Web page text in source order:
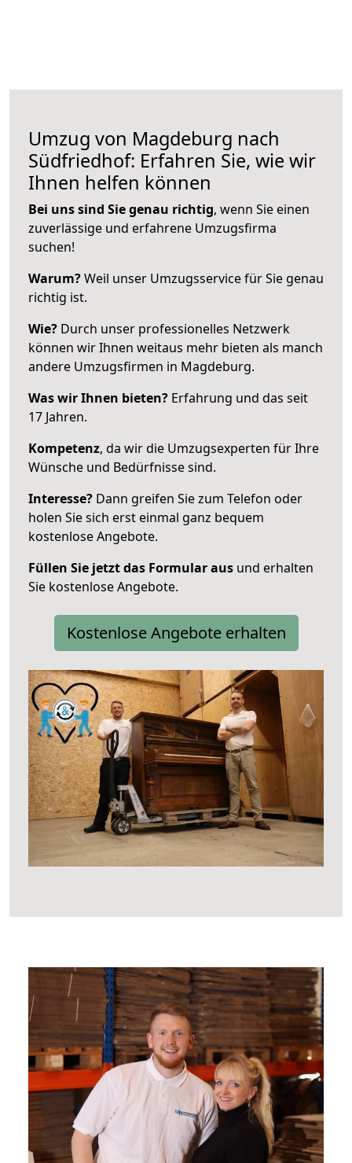
Umzug von Magdeburg nach
Südfriedhof: Erfahren Sie, wie wir
Ihnen helfen können
Bei uns sind Sie genau richtig, wenn Sie einen
zuverlässige und erfahrene Umzugsfirma
suchen!
Warum?Weil unser Umzugsservice für Sie genau
richtig ist.
Wie? Durch unser professionelles Netzwerk
können wir Ihnen weitaus mehr bieten als manch
andere Umzugsfirmen in Magdeburg.
Was wir Ihnen bieten? Erfahrung und das seit
17 Jahren.
Kompetenz, da wir die Umzugsexperten für Ihre
Wünsche und Bedürfnisse sind.
Interesse? Dann greifen Sie zum Telefon oder
holen Sie sich erst einmal ganz bequem
kostenlose Angebote.
Füllen Sie jetzt das Formular aus und erhalten
Sie kostenlose Angebote.
Kostenlose Angebote erhalten